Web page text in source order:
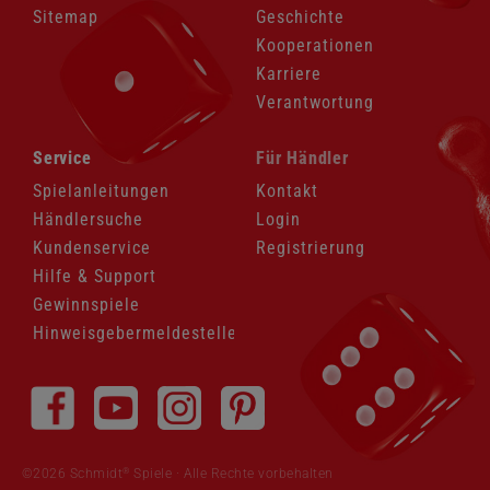
Sitemap
Geschichte
Kooperationen
Karriere
Verantwortung
Navigation
überspringen
Service
Spielanleitungen
Händlersuche
Kundenservice
Hilfe & Support
Gewinnspiele
Hinweisgebermeldestelle
Navigation
überspringen
Für Händler
Kontakt
Login
Registrierung
überspringen
©2026 Schmidt ®
Spiele · Alle Rechte vorbehalten